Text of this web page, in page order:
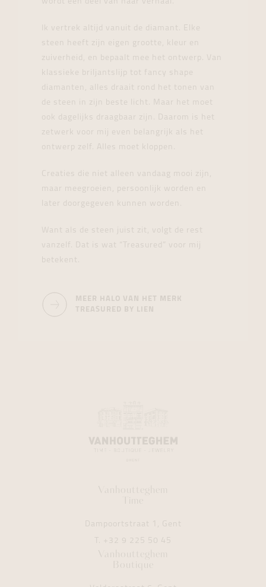
Ik vertrek altijd vanuit de diamant. Elke
steen heeft zijn eigen grootte, kleur en
zuiverheid, en bepaalt mee het ontwerp. Van
klassieke briljantslijp tot fancy shape
diamanten, alles draait rond het tonen van
de steen in zijn beste licht. Maar het moet
ook dagelijks draagbaar zijn. Daarom is het
zetwerk voor mij even belangrijk als het
ontwerp zelf. Alles moet kloppen.
Creaties die niet alleen vandaag mooi zijn,
maar meegroeien, persoonlijk worden en
later doorgegeven kunnen worden.
Want als de steen juist zit, volgt de rest
vanzelf. Dat is wat “Treasured” voor mij
betekent.
MEER HALO VAN HET MERK
TREASURED BY LIEN
Vanhoutteghem
Time
Dampoortstraat 1, Gent
T. +32 9 225 50 45
Vanhoutteghem
Boutique